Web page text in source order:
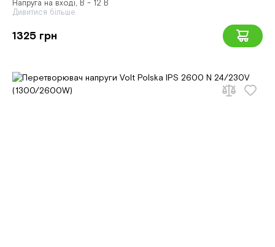
Напруга на вході, В - 12 В
Дивитися більше
1325 грн